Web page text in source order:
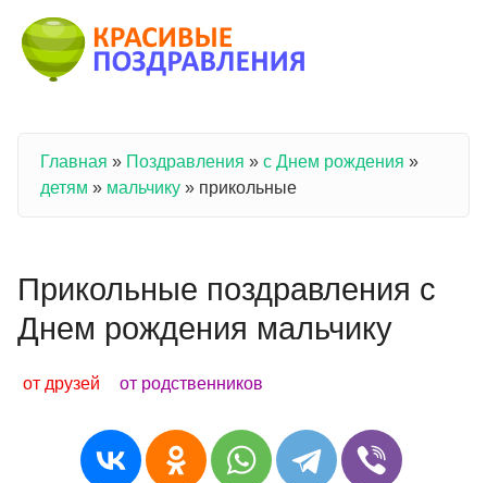
Вы здесь
Главная » Поздравления » с Днем рождения »
детям » мальчику » прикольные
Прикольные поздравления с
Днем рождения мальчику
от друзей от родственников